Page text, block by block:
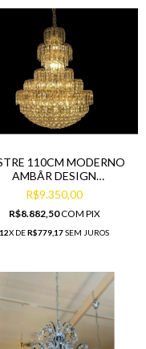
110CM MODERNO
AMBÂR DESIGN
CRISTAIS
R$9.350,00
R$8.882,50COM PIX
12X DER$779,17SEM JUROS